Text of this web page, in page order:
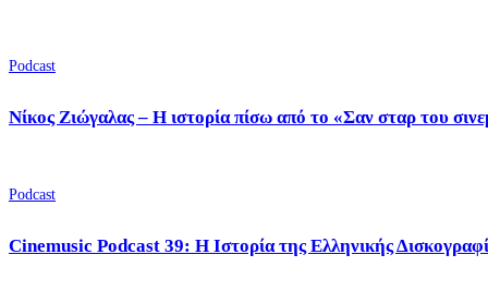
Podcast
Νίκος Ζιώγαλας – Η ιστορία πίσω από το «Σαν σταρ του
Podcast
Cinemusic Podcast 39: Η Ιστορία της Ελληνικής